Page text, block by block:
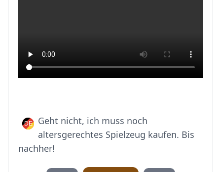
Geht nicht, ich muss noch
altersgerechtes Spielzeug kaufen. Bis
nachher!